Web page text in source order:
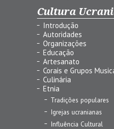
Cultura
Introdução
Autoridades
Organizações
Educação
Artesanato
Corais e Grupos
Culinária
Etnia
Tradições populares
Igrejas ucranianas
Influência Cultural